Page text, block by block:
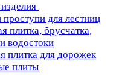
для лестниц
плитка, брусчатка,
водостоки
плитка для дорожек
плиты